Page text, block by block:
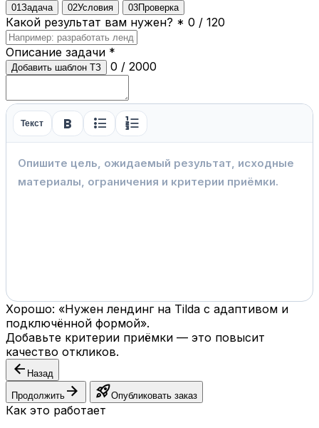
01 Задача 02Условия 03Проверка
Какой результат вам нужен? * 0 / 120
Описание задачи *
Добавить шаблон ТЗ 0 / 2000
Текст format_bold format_list_bulleted format_list_numbered
Хорошо: «Нужен лендинг на Tilda с адаптивом и
подключённой формой».
Добавьте критерии приёмки — это повысит
качество откликов.
arrow_back Назад
Продолжить arrow_forward rocket_launchОпубликовать заказ
Как это работает